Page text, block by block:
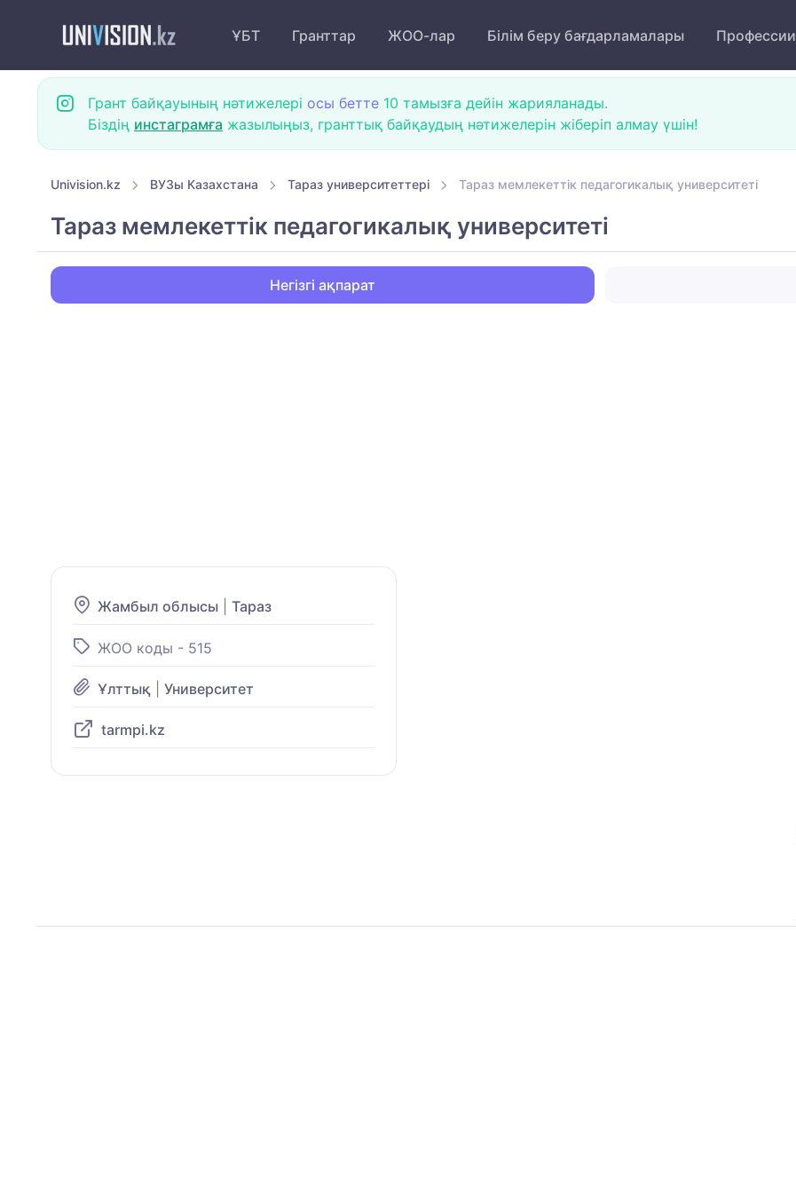
ҰБТ Гранттар ЖОО-лар Білім беру бағдарламалары Профессии
Грант байқауының нәтижелері осы бетте 10 тамызға дейін жарияланады.
Біздің инстаграмға жазылыңыз, гранттық байқаудың нәтижелерін жіберіп алмау үшін!
Univision.kz ВУЗы Казахстана Тараз университеттері Тараз мемлекеттік педагогикалық университеті
Тараз мемлекеттік педагогикалық университеті
Негізгі ақпарат
Жамбыл облысы Тараз
ЖОО коды - 515
Ұлттық Университет
tarmpi.kz